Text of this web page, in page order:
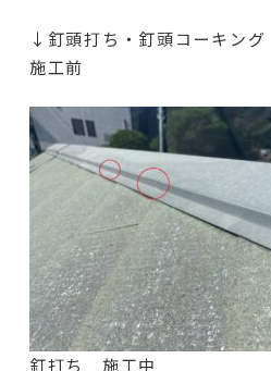
↓釘頭打ち・釘頭コーキング
施工前
釘打ち 施工中